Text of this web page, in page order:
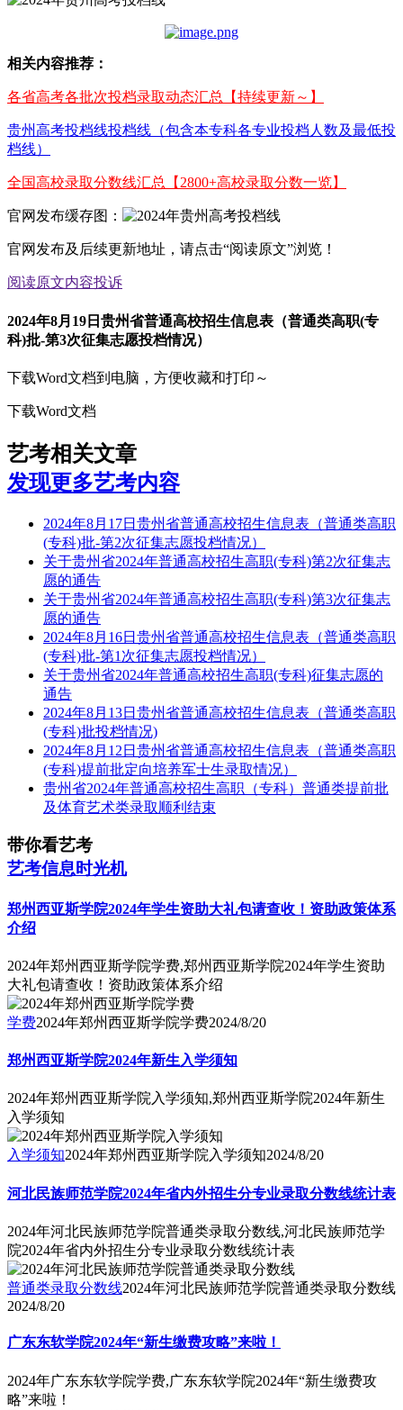
相关内容推荐：
各省高考各批次投档录取动态汇总【持续更新～】
贵州高考投档线投档线（包含本专科各专业投档人数及最低投
档线）
全国高校录取分数线汇总【2800+高校录取分数一览】
官网发布缓存图：
官网发布及后续更新地址，请点击“阅读原文”浏览！
阅读原文内容投诉
2024年8月19日贵州省普通高校招生信息表（普通类高职(专
科)批-第3次征集志愿投档情况）
下载Word文档到电脑，方便收藏和打印～
下载Word文档
艺考相关文章
发现更多艺考内容
2024年8月17日贵州省普通高校招生信息表（普通类高职
(专科)批-第2次征集志愿投档情况）
关于贵州省2024年普通高校招生高职(专科)第2次征集志
愿的通告
关于贵州省2024年普通高校招生高职(专科)第3次征集志
愿的通告
2024年8月16日贵州省普通高校招生信息表（普通类高职
(专科)批-第1次征集志愿投档情况）
关于贵州省2024年普通高校招生高职(专科)征集志愿的
通告
2024年8月13日贵州省普通高校招生信息表（普通类高职
(专科)批投档情况)
2024年8月12日贵州省普通高校招生信息表（普通类高职
(专科)提前批定向培养军士生录取情况）
贵州省2024年普通高校招生高职（专科）普通类提前批
及体育艺术类录取顺利结束
带你看艺考
艺考信息时光机
郑州西亚斯学院2024年学生资助大礼包请查收！资助政策体系
介绍
2024年郑州西亚斯学院学费,郑州西亚斯学院2024年学生资助
大礼包请查收！资助政策体系介绍
学费2024年郑州西亚斯学院学费2024/8/20
郑州西亚斯学院2024年新生入学须知
2024年郑州西亚斯学院入学须知,郑州西亚斯学院2024年新生
入学须知
入学须知2024年郑州西亚斯学院入学须知2024/8/20
河北民族师范学院2024年省内外招生分专业录取分数线统计表
2024年河北民族师范学院普通类录取分数线,河北民族师范学
院2024年省内外招生分专业录取分数线统计表
普通类录取分数线2024年河北民族师范学院普通类录取分数线
2024/8/20
广东东软学院2024年“新生缴费攻略”来啦！
2024年广东东软学院学费,广东东软学院2024年“新生缴费攻
略”来啦！